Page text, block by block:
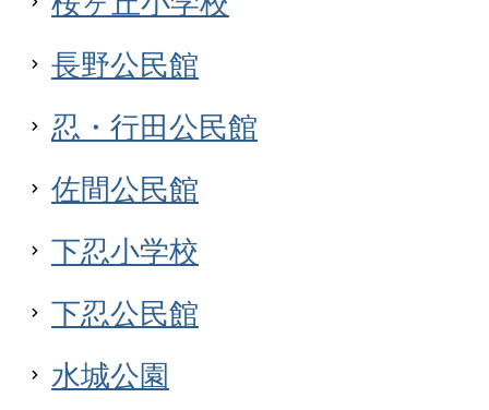
長野公民館
忍・行田公民館
佐間公民館
下忍小学校
下忍公民館
水城公園